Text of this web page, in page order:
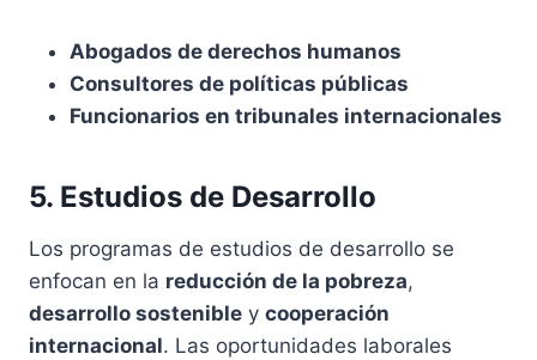
Abogados de derechos humanos
Consultores de políticas públicas
Funcionarios en tribunales internacionales
5. Estudios de Desarrollo
Los programas de estudios de desarrollo se
enfocan en la reducción de la pobreza,
desarrollo sostenible y cooperación
internacional. Las oportunidades laborales